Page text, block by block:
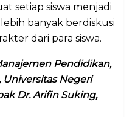
setiap siswa menjadi
banyak berdiskusi
dari para siswa.
Pendidikan,
Negeri
Dr. Arifin Suking,